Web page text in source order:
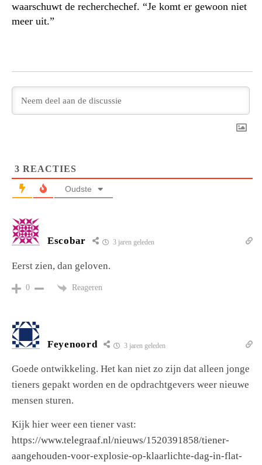
waarschuwt de recherchechef. “Je komt er gewoon niet
meer uit.”
3 REACTIES
Oudste
Escobar 3 jaren geleden
Eerst zien, dan geloven.
0 Reageren
Feyenoord 3 jaren geleden
Goede ontwikkeling. Het kan niet zo zijn dat alleen jonge
tieners gepakt worden en de opdrachtgevers weer nieuwe
mensen sturen.
Kijk hier weer een tiener vast:
https://www.telegraaf.nl/nieuws/1520391858/tiener-
aangehouden-voor-explosie-op-klaarlichte-dag-in-flat-